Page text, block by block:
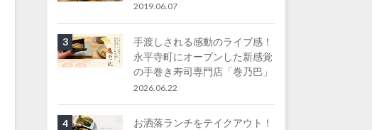
2019.06.07
3
手渡しされる感動のライブ感！
永平寺町にオープンした新感覚
の手巻き寿司専門店「巻乃巴」
2026.06.22
4
お洒落ランチをテイクアウト！